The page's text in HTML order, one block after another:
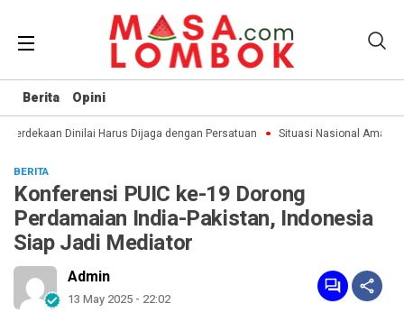
Berita Opini
Dinilai Harus Dijaga dengan Persatuan Situasi Nasional Aman,
BERITA
Konferensi PUIC ke-19 Dorong
Perdamaian India-Pakistan, Indonesia
Siap Jadi Mediator
Admin
13 May 2025 - 22:02